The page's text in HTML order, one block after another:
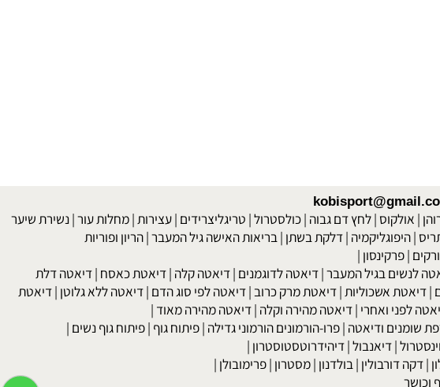
|אולקוס|לחץ דם גבוה
|היפוגליקמיה|דלקת בשתן|בריאות האישה גיל המעבר|הריון ופוריות
|פרקינסון|
בגיל המעבר|דיאטה לדוגמנים|דיאטה קלה|דיאטת כאסח
אשכוליות|דיאטת מרק כרוב|דיאטה לפי סוג הדם|דיאטה ללא גלוטן
לפני ואחרי|דיאטה מהירה וקלה|דיאטה מהירה מאוד
ודיאטה|פרו-הורמונים הורמוני גדילה|